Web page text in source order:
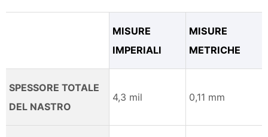
MISURE
IMPERIALI
MISURE
METRICHE
SPESSORE TOTALE
DEL NASTRO
4,3 mil 0,11 mm